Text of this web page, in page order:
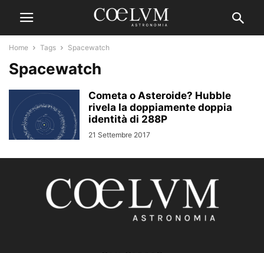
Home Tags Spacewatch
Spacewatch
Cometa o Asteroide? Hubble
rivela la doppiamente doppia
identità di 288P
21 Settembre 2017